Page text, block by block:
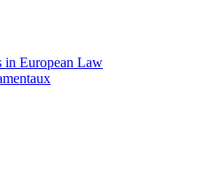
in European Law